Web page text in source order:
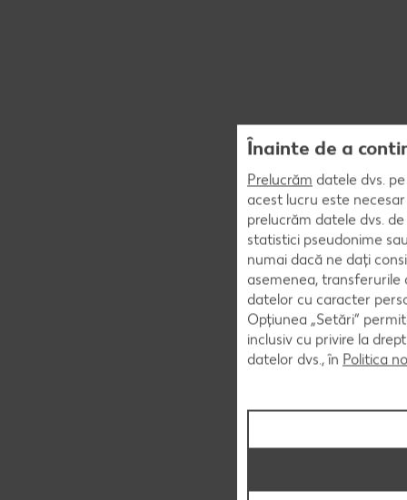
Înainte de a
Prelucrăm datele dvs.
acest lucru este
prelucrăm datele dvs.
statistici pseudonime
numai dacă ne dați
asemenea,
datelor cu caracter
Opțiunea „Setări”
inclusiv cu privire la
datelor dvs., în Politica